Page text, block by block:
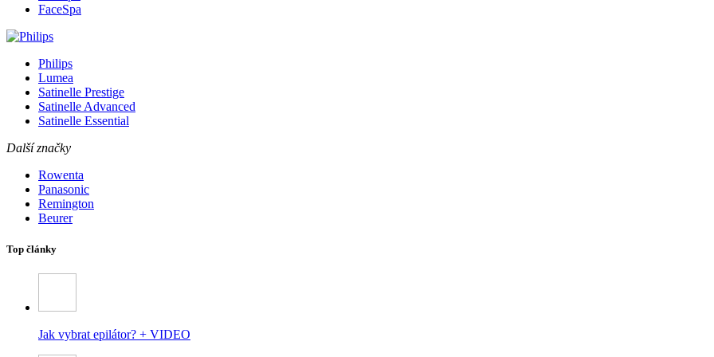
FaceSpa
Philips
Lumea
Satinelle Prestige
Satinelle Advanced
Satinelle Essential
Další značky
Rowenta
Panasonic
Remington
Beurer
Top články
Jak vybrat epilátor? + VIDEO